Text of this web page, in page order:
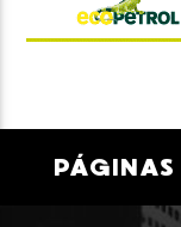
PÁGINAS